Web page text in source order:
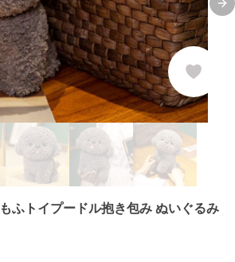
ふトイプードル抱き包み ぬいぐるみ